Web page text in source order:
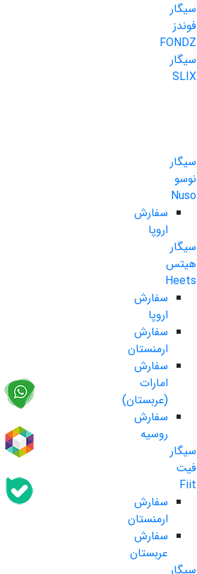
سیگار
فوندز
FONDZ
سیگار
SLIX
سیگار
نوسو
Nuso
سفارش
اروپا
سیگار
هیتس
Heets
سفارش
اروپا
سفارش
ارمنستان
سفارش
امارات
(عربستان)
سفارش
روسیه
سیگار
فیت
Fiit
سفارش
ارمنستان
سفارش
عربستان
سیگار